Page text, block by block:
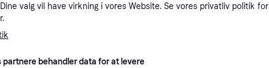
valg vil have virkning i vores Website. Se vores privatliv politik
partnere behandler data for at levere